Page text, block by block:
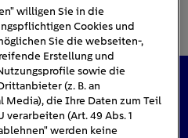
interessieren
willigen Sie in die
Cookies und
Sie die webseiten-,
Erstellung und
sowie die
(z. B. an
Media), die Ihre Daten zum Teil
verarbeiten (Art. 49 Abs. 1
werden keine